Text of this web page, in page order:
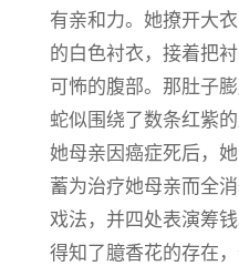
有亲和力。她撩开大
的白色衬衣，接着把
可怖的腹部。那肚子
蛇似围绕了数条红紫
她母亲因癌症死后，
蓄为治疗她母亲而全
戏法，并四处表演筹
得知了臆香花的存在